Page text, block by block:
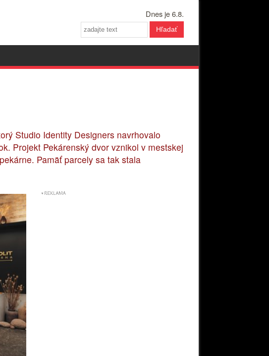
Dnes je 6.8.
Hľadať
Studio Identity Designers navrhovalo
Projekt Pekárenský dvor vznikol v mestskej
Pamäť parcely sa tak stala